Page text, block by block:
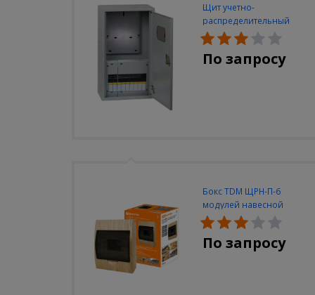
Щит учетно-
распределительный
навесной ЭКФ ЩРУН-3/9
IP 31 (500х300х160)
По запросу
Бокс TDM ЩРН-П-6
модулей навесной
пластик IP40 "Эко" (сосна)
По запросу